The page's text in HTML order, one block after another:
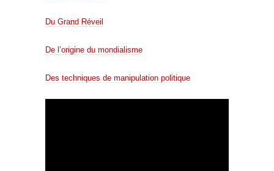
Du Grand Réveil
De l’origine du mondialisme
Des techniques de manipulation politique